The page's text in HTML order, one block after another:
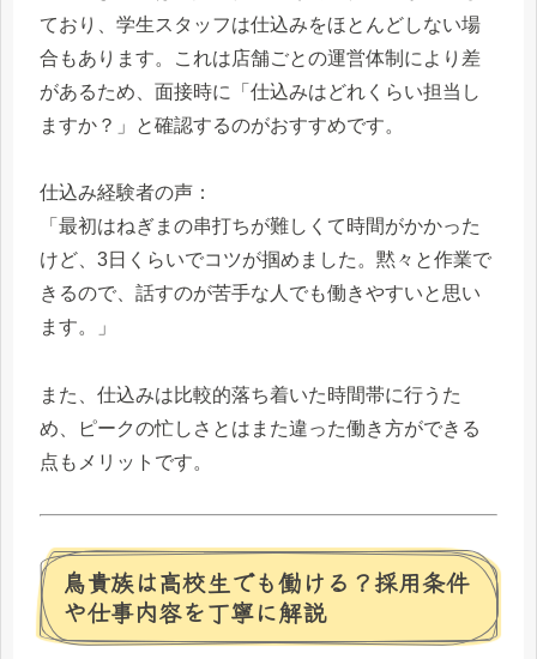
ており、学生スタッフは仕込みをほとんどしない場
合もあります。これは店舗ごとの運営体制により差
があるため、面接時に「仕込みはどれくらい担当し
ますか？」と確認するのがおすすめです。
仕込み経験者の声：
「最初はねぎまの串打ちが難しくて時間がかかった
けど、3日くらいでコツが掴めました。黙々と作業で
きるので、話すのが苦手な人でも働きやすいと思い
ます。」
また、仕込みは比較的落ち着いた時間帯に行うた
め、ピークの忙しさとはまた違った働き方ができる
点もメリットです。
鳥貴族は高校生でも働ける？採用条件
や仕事内容を丁寧に解説